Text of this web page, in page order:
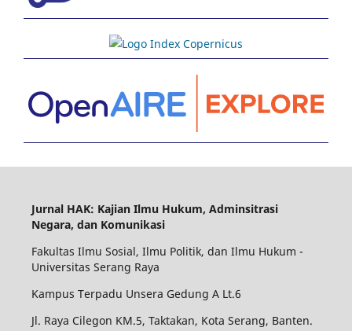
Jurnal HAK: Kajian Ilmu Hukum, Adminsitrasi
Negara, dan Komunikasi
Fakultas Ilmu Sosial, Ilmu Politik, dan Ilmu Hukum -
Universitas Serang Raya
Kampus Terpadu Unsera Gedung A Lt.6
Jl. Raya Cilegon KM.5, Taktakan, Kota Serang, Banten.